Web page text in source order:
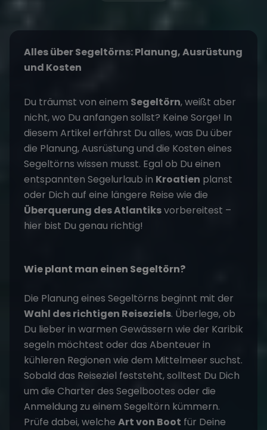
Alles über Segeltörns: Planung, Ausrüstung
und Kosten
Du träumst von einem Segeltörn, weißt aber
nicht, wo Du anfangen sollst? Keine Sorge! In
diesem Artikel erfährst Du alles, was Du über
die Planung, Ausrüstung und die Kosten eines
Segeltörns wissen musst. Egal ob Du einen
entspannten Segelurlaub in Kroatien planst
oder Dich auf eine längere Reise wie die
Überquerung des Atlantiksvorbereitest –
hier bist Du genau richtig!
Wie plant man einen Segeltörn?
Die Planung eines Segeltörns beginnt mit der
Wahl des richtigen Reiseziels. Überlege, ob
Du lieber in warmen Gewässern wie der Karibik
segeln möchtest oder das Abenteuer in
kühleren Regionen wie dem Mittelmeer suchst.
Sobald das Reiseziel feststeht, solltest Du Dich
um die Charter des Segelbootes oder die
Anmeldung zu einem Segeltörn kümmern.
Prüfe dabei, welche Art von Boot für Deine